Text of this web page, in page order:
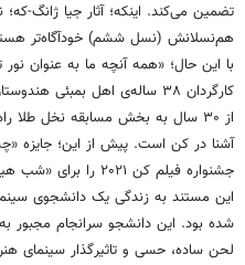
تضمین می‌کند. اینکه؛ آثار جیا ژانگ-
هم‌نسلانش (نسل ششم) خودآگاه‌تر
با این حال؛ «همه آنچه ما به عنوان نور
کارگردان ۳۸ ساله‌ی اهل
از ۳۰ سال به بخش مسابقه نخل طلا
آشنا در کن است. پیش از این؛ جایزه
جشنواره فیلم کن
این مستند به زندگی یک دانشجوی
شده بود. این دانشجو سرانجام مجبور
لحن ساده، حسی و تاثیرگذار سینمای